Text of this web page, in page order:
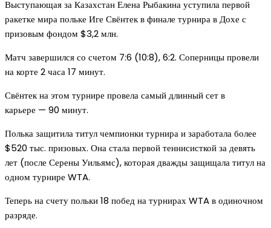
Выступающая за Казахстан Елена Рыбакина уступила первой
ракетке мира польке Иге Свёнтек в финале турнира в Дохе с
призовым фондом $3,2 млн.
Матч завершился со счетом 7:6 (10:8), 6:2. Соперницы провели
на корте 2 часа 17 минут.
Свёнтек на этом турнире провела самый длинный сет в
карьере — 90 минут.
Полька защитила титул чемпионки турнира и заработала более
$520 тыс. призовых. Она стала первой теннисисткой за девять
лет (после Серены Уильямс), которая дважды защищала титул на
одном турнире WTA.
Теперь на счету польки 18 побед на турнирах WTA в одиночном
разряде.